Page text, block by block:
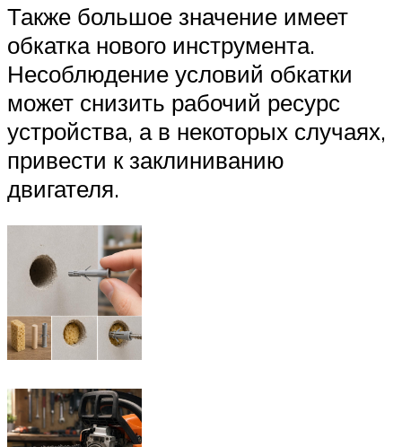
Также большое значение имеет
обкатка нового инструмента.
Несоблюдение условий обкатки
может снизить рабочий ресурс
устройства, а в некоторых случаях,
привести к заклиниванию
двигателя.